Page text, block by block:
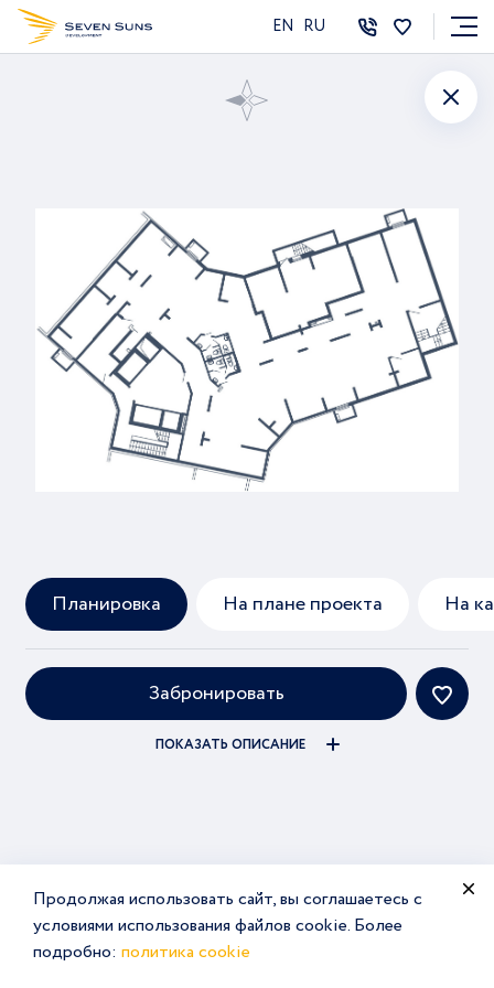
Продолжая использовать сайт, вы соглашаетесь с
условиями использования файлов cookie. Более
подробно: политика cookie
EN RU
Забронировать
ПОКАЗАТЬ ОПИСАНИЕ
Планировка На плане проекта На